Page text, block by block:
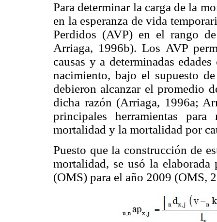
Para determinar la carga de la
en la esperanza de vida
Perdidos (AVP) en el rango
Arriaga, 1996b). Los AVP
causas y a determinadas
nacimiento, bajo el supuesto
debieron alcanzar el promedio
dicha razón (Arriaga, 1996a;
principales herramientas
mortalidad y la mortalidad por
Puesto que la construcción de
mortalidad, se usó la
(OMS) para el año 2009 (OMS,